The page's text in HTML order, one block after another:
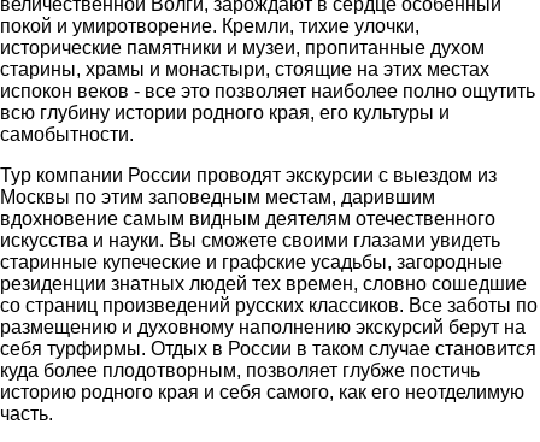
величественной Волги, зарождают в сердце особенный
покой и умиротворение. Кремли, тихие улочки,
исторические памятники и музеи, пропитанные духом
старины, храмы и монастыри, стоящие на этих местах
испокон веков - все это позволяет наиболее полно ощутить
всю глубину истории родного края, его культуры и
самобытности.
Тур компании России проводят экскурсии с выездом из
Москвы по этим заповедным местам, дарившим
вдохновение самым видным деятелям отечественного
искусства и науки. Вы сможете своими глазами увидеть
старинные купеческие и графские усадьбы, загородные
резиденции знатных людей тех времен, словно сошедшие
со страниц произведений русских классиков. Все заботы по
размещению и духовному наполнению экскурсий берут на
себя турфирмы. Отдых в России в таком случае становится
куда более плодотворным, позволяет глубже постичь
историю родного края и себя самого, как его неотделимую
часть.